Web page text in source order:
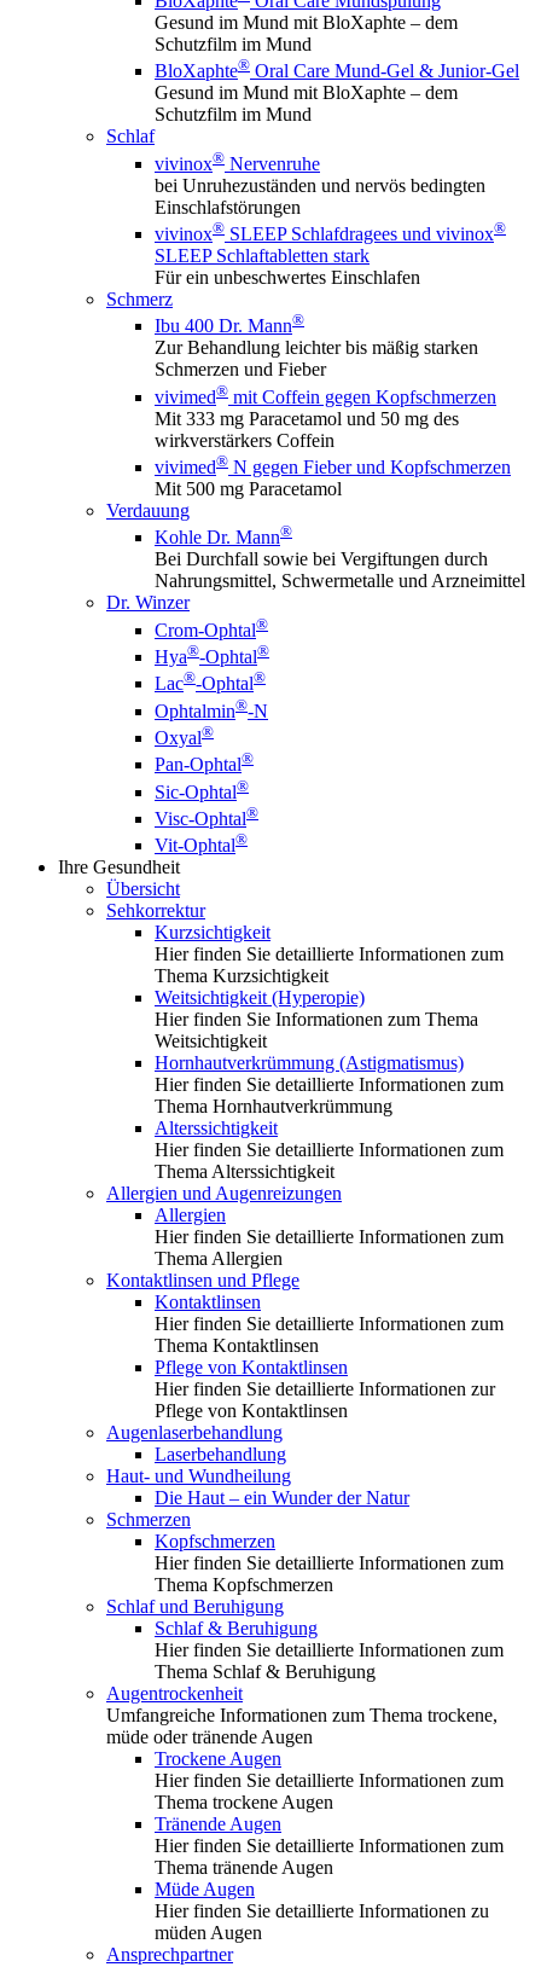
Gesund im Mund mit BloXaphte – dem
Schutzfilm im Mund
BloXaphte® Oral Care Mund-Gel & Junior-Gel
Gesund im Mund mit BloXaphte – dem
Schutzfilm im Mund
Schlaf
vivinox® Nervenruhe
bei Unruhezuständen und nervös bedingten
Einschlafstörungen
vivinox® SLEEP Schlafdragees und vivinox®
SLEEP Schlaftabletten stark
Für ein unbeschwertes Einschlafen
Schmerz
Ibu 400 Dr. Mann®
Zur Behandlung leichter bis mäßig starken
Schmerzen und Fieber
vivimed® mit Coffein gegen Kopfschmerzen
Mit 333 mg Paracetamol und 50 mg des
wirkverstärkers Coffein
vivimed® N gegen Fieber und Kopfschmerzen
Mit 500 mg Paracetamol
Verdauung
Kohle Dr. Mann®
Bei Durchfall sowie bei Vergiftungen durch
Nahrungsmittel, Schwermetalle und Arzneimittel
Dr. Winzer
Crom-Ophtal®
Hya®-Ophtal®
Lac®-Ophtal®
Ophtalmin®-N
Oxyal®
Pan-Ophtal®
Sic-Ophtal®
Visc-Ophtal®
Vit-Ophtal®
Ihre Gesundheit
Übersicht
Sehkorrektur
Kurzsichtigkeit
Hier finden Sie detaillierte Informationen zum
Thema Kurzsichtigkeit
Weitsichtigkeit (Hyperopie)
Hier finden Sie Informationen zum Thema
Weitsichtigkeit
Hornhautverkrümmung (Astigmatismus)
Hier finden Sie detaillierte Informationen zum
Thema Hornhautverkrümmung
Alterssichtigkeit
Hier finden Sie detaillierte Informationen zum
Thema Alterssichtigkeit
Allergien und Augenreizungen
Allergien
Hier finden Sie detaillierte Informationen zum
Thema Allergien
Kontaktlinsen und Pflege
Kontaktlinsen
Hier finden Sie detaillierte Informationen zum
Thema Kontaktlinsen
Pflege von Kontaktlinsen
Hier finden Sie detaillierte Informationen zur
Pflege von Kontaktlinsen
Augenlaserbehandlung
Laserbehandlung
Haut- und Wundheilung
Die Haut – ein Wunder der Natur
Schmerzen
Kopfschmerzen
Hier finden Sie detaillierte Informationen zum
Thema Kopfschmerzen
Schlaf und Beruhigung
Schlaf & Beruhigung
Hier finden Sie detaillierte Informationen zum
Thema Schlaf & Beruhigung
Augentrockenheit
Umfangreiche Informationen zum Thema trockene,
müde oder tränende Augen
Trockene Augen
Hier finden Sie detaillierte Informationen zum
Thema trockene Augen
Tränende Augen
Hier finden Sie detaillierte Informationen zum
Thema tränende Augen
Müde Augen
Hier finden Sie detaillierte Informationen zu
müden Augen
Ansprechpartner